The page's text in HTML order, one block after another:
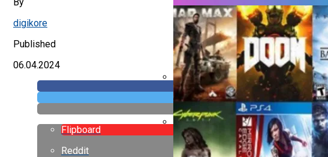
Как Сделать Водопровод В
Правильное Использование
digikore
Published
06.04.2024
Flipboard
Reddit